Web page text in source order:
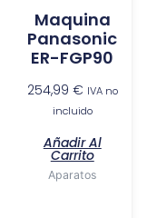
Maquina
Panasonic
ER-FGP90
254,99 € IVA no
incluido
Añadir Al
Carrito
Aparatos